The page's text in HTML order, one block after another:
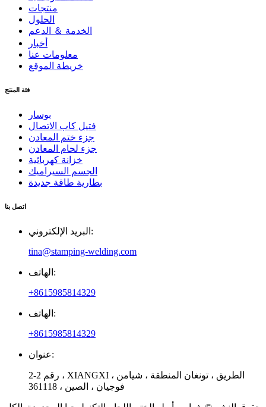
منتجات
الحلول
الخدمة ＆ الدعم
أخبار
معلومات عنا
خريطة الموقع
فئة المنتج
بوسار
فتيل كاب الاتصال
جزء ختم المعادن
جزء لحام المعادن
خزانة كهربائية
الجسم السيراميك
بطارية طاقة جديدة
اتصل بنا
البريد الإلكتروني:
tina@stamping-welding.com
الهاتف:
+8615985814329
الهاتف:
+8615985814329
عنوان:
رقم 2-2 ، XIANGXI الطريق ، تونغان المنطقة ، شيامن ،
فوجيان ، الصين ، 361118